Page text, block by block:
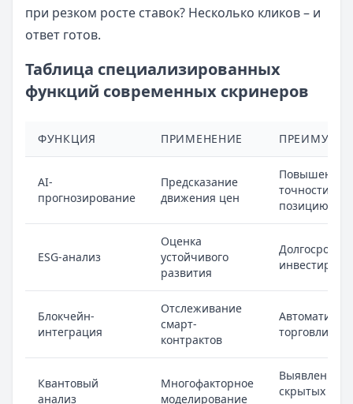
при резком росте ставок? Несколько кликов – и
ответ готов.
Таблица специализированных
функций современных скринеров
ФУНКЦИЯ ПРИМЕНЕНИЕ
AI-
прогнозирование
Предсказание
движения цен
Повышение
точности
позицию
ESG-анализ
Оценка
устойчивого
развития
Блокчейн-
интеграция
Отслеживание
смарт-
контрактов
торговли
Квантовый
анализ
Многофакторное
моделирование
Выявление
скрытых